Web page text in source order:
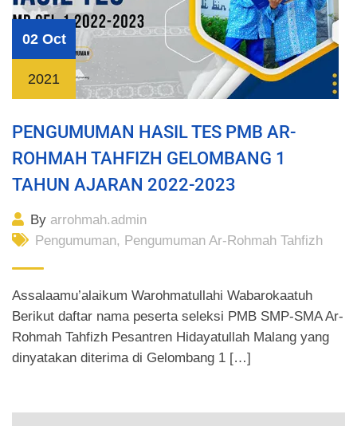
02 Oct
2021
PENGUMUMAN HASIL TES PMB AR-
ROHMAH TAHFIZH GELOMBANG 1
TAHUN AJARAN 2022-2023
By arrohmah.admin
Pengumuman, Pengumuman Ar-Rohmah Tahfizh
Assalaamu’alaikum Warohmatullahi Wabarokaatuh
Berikut daftar nama peserta seleksi PMB SMP-SMA Ar-
Rohmah Tahfizh Pesantren Hidayatullah Malang yang
dinyatakan diterima di Gelombang 1 […]